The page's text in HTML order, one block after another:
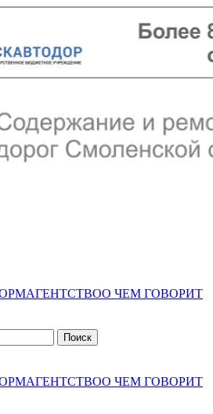
О ЧЕМ ГОВОРИТ
О ЧЕМ ГОВОРИТ